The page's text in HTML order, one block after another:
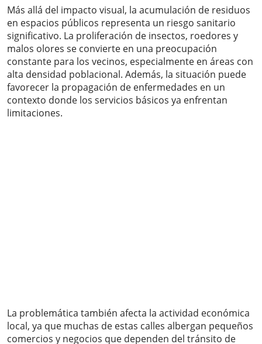
Más allá del impacto visual, la acumulación de residuos
en espacios públicos representa un riesgo sanitario
significativo. La proliferación de insectos, roedores y
malos olores se convierte en una preocupación
constante para los vecinos, especialmente en áreas con
alta densidad poblacional. Además, la situación puede
favorecer la propagación de enfermedades en un
contexto donde los servicios básicos ya enfrentan
limitaciones.
La problemática también afecta la actividad económica
local, ya que muchas de estas calles albergan pequeños
comercios y negocios que dependen del tránsito de